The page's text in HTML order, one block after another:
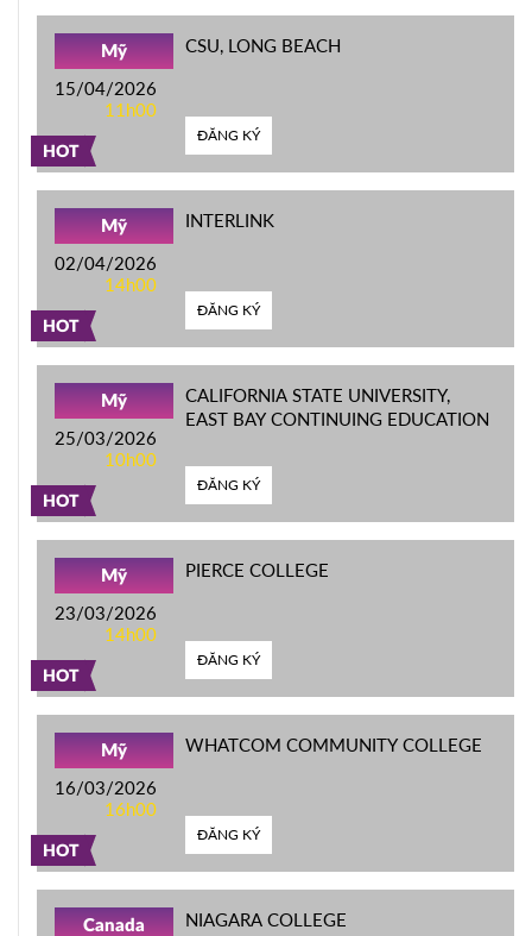
HOT
Mỹ
15/04/2026
11h00
CSU, LONG BEACH
ĐĂNG KÝ
HOT
Mỹ
02/04/2026
14h00
INTERLINK
ĐĂNG KÝ
HOT
Mỹ
25/03/2026
10h00
CALIFORNIA STATE UNIVERSITY,
EAST BAY CONTINUING EDUCATION
ĐĂNG KÝ
HOT
Mỹ
23/03/2026
14h00
PIERCE COLLEGE
ĐĂNG KÝ
HOT
Mỹ
16/03/2026
16h00
WHATCOM COMMUNITY COLLEGE
ĐĂNG KÝ
Canada NIAGARA COLLEGE